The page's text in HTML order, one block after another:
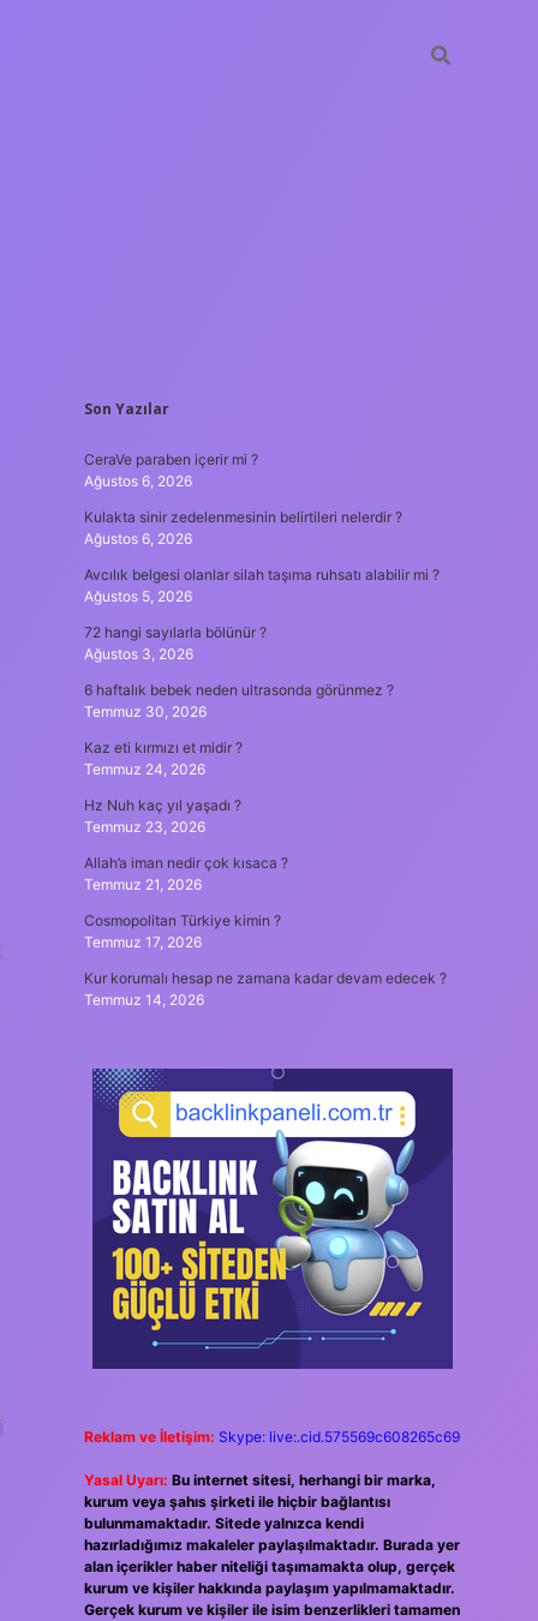
SIDEBAR
Son Yazılar
CeraVe paraben içerir mi ?
Ağustos 6, 2026
Kulakta sinir zedelenmesinin belirtileri nelerdir ?
Ağustos 6, 2026
Avcılık belgesi olanlar silah taşıma ruhsatı alabilir mi ?
Ağustos 5, 2026
72 hangi sayılarla bölünür ?
Ağustos 3, 2026
6 haftalık bebek neden ultrasonda görünmez ?
Temmuz 30, 2026
Kaz eti kırmızı et midir ?
Temmuz 24, 2026
Hz Nuh kaç yıl yaşadı ?
Temmuz 23, 2026
Allah’a iman nedir çok kısaca ?
Temmuz 21, 2026
Cosmopolitan Türkiye kimin ?
Temmuz 17, 2026
Kur korumalı hesap ne zamana kadar devam edecek ?
Temmuz 14, 2026
Reklam ve İletişim: Skype: live:.cid.575569c608265c69
Yasal Uyarı: Bu internet sitesi, herhangi bir marka,
kurum veya şahıs şirketi ile hiçbir bağlantısı
bulunmamaktadır. Sitede yalnızca kendi
hazırladığımız makaleler paylaşılmaktadır. Burada yer
alan içerikler haber niteliği taşımamakta olup, gerçek
kurum ve kişiler hakkında paylaşım yapılmamaktadır.
Gerçek kurum ve kişiler ile isim benzerlikleri tamamen